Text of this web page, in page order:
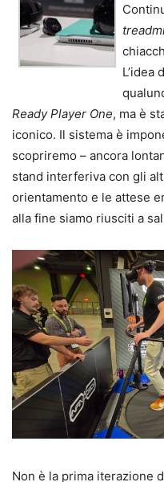
L’idea
Ready Player One, ma è
iconico. Il sistema è
scopriremo – ancora
stand interferiva con gli
orientamento e le attese
alla fine siamo riusciti a
Non è la prima iterazione